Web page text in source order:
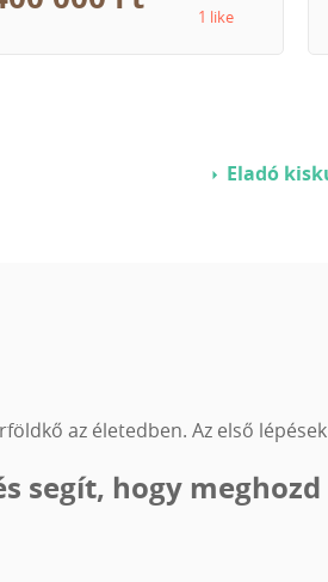
1 like
Eladó
az életedben. Az első
segít, hogy